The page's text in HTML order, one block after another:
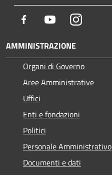
Facebook YoutubeInstagram
AMMINISTRAZIONE
Organi di Governo
Aree Amministrative
Uffici
Enti e fondazioni
Politici
Personale Amministrativo
Documenti e dati